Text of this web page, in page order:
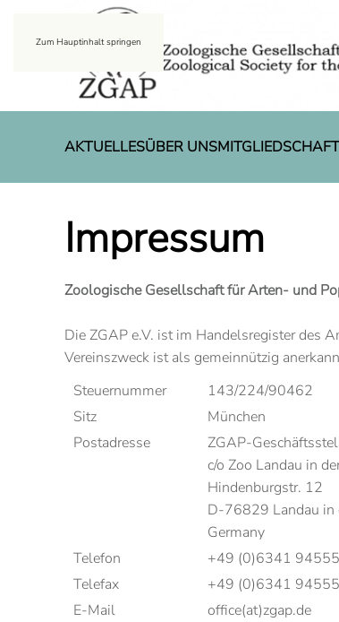
Zum Hauptinhalt springen
AKTUELLESÜBER UNSMITGLIEDSCHAFT
Impressum
Zoologische Gesellschaft für Arten- und
Die ZGAP e.V. ist im Handelsregister des
Vereinszweck ist als gemeinnützig
Steuernummer
143/224/90462
Sitz
München
Postadresse
ZGAP-
c/o Zoo Landau in
Hindenburgstr. 12
D-76829 Landau in
Germany
Telefon
+49 (0)6341
Telefax
+49 (0)6341
E-Mail
office(at)zgap.de